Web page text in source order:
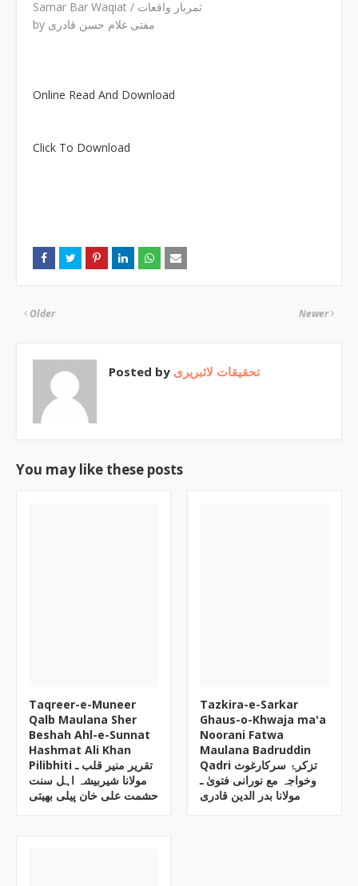
Samar Bar Waqiat / ثمربار واقعات
by مفتی غلام حسن قادری
Online Read And Download
Click To Download
Newer
Older
Posted by تحقیقات لائبریری
You may like these posts
Taqreer-e-Muneer
Qalb Maulana Sher
Beshah Ahl-e-Sunnat
Hashmat Ali Khan
Pilibhiti تقریر منیر قلب ـ
مولانا شیربیشہ اہل سنت
حشمت علی خان پیلی بھیتی
Tazkira-e-Sarkar
Ghaus-o-Khwaja ma'a
Noorani Fatwa
Maulana Badruddin
Qadri تزکرۂ سرکارغوث
وخواجہ مع نورانی فتویٰ ـ
مولانا بدر الدین قادری